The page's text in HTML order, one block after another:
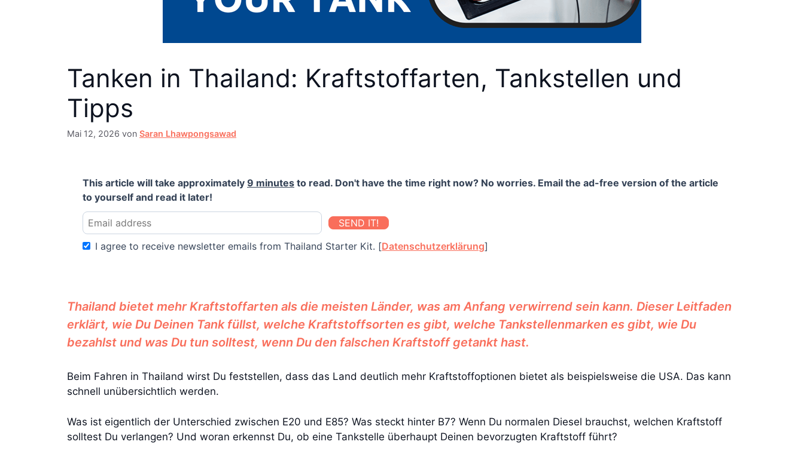
Tanken in Thailand: Kraftstoffarten, Tankstellen und
Tipps
Mai 12, 2026 von Saran Lhawpongsawad
This article will take approximately 9 minutes to read. Don't have the time right now? No worries. Email the ad-free version of the article
to yourself and read it later!
SEND IT!
I agree to receive newsletter emails from Thailand Starter Kit. [Datenschutzerklärung]
Thailand bietet mehr Kraftstoffarten als die meisten Länder, was am Anfang verwirrend sein kann. Dieser Leitfaden
erklärt, wie Du Deinen Tank füllst, welche Kraftstoffsorten es gibt, welche Tankstellenmarken es gibt, wie Du
bezahlst und was Du tun solltest, wenn Du den falschen Kraftstoff getankt hast.
Beim Fahren in Thailand wirst Du feststellen, dass das Land deutlich mehr Kraftstoffoptionen bietet als beispielsweise die USA. Das kann
schnell unübersichtlich werden.
Was ist eigentlich der Unterschied zwischen E20 und E85? Was steckt hinter B7? Wenn Du normalen Diesel brauchst, welchen Kraftstoff
solltest Du verlangen? Und woran erkennst Du, ob eine Tankstelle überhaupt Deinen bevorzugten Kraftstoff führt?